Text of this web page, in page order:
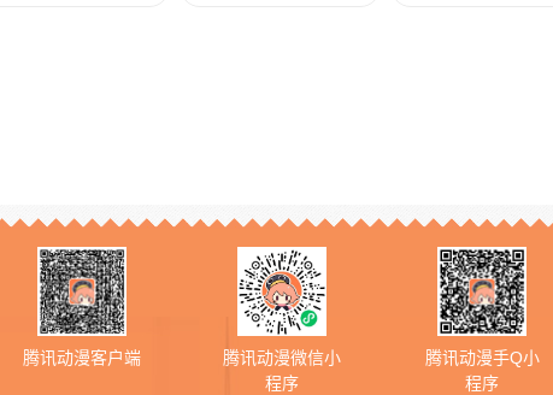
腾讯动漫客户端
腾讯动漫微信小
程序
腾讯动漫手Q小
程序